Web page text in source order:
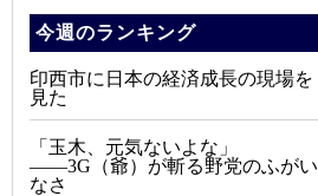
今週のランキング
印西市に日本の経済成長の現場を
見た
「玉木、元気ないよな」
――3G（爺）が斬る野党のふがい
なさ